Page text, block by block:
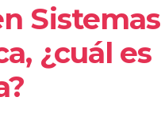
Sistemas
¿cuál es